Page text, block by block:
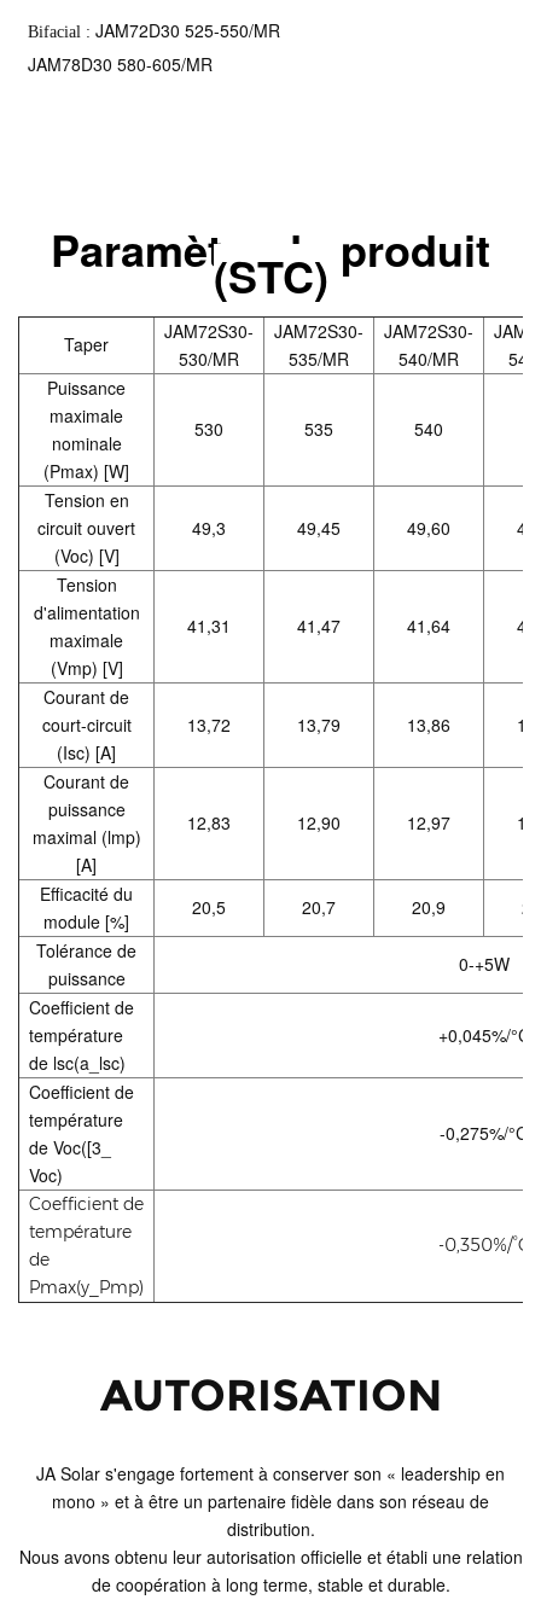
Bifacial :JAM72D30 525-550/MR
JAM78D30 580-605/MR
Paramètre du produit
(STC)
Taper
JAM72S30-
530/MR
JAM72S30-
535/MR
JAM72S30-
540/MR
Puissance
maximale
nominale
(Pmax) [W]
530 535 540
Tension en
circuit ouvert
(Voc) [V]
49,3 49,45 49,60
Tension
d'alimentation
maximale
(Vmp) [V]
41,31 41,47 41,64
Courant de
court-circuit
(Isc) [A]
13,72 13,79 13,86
Courant de
puissance
maximal (lmp)
[A]
12,83 12,90 12,97
Efficacité du
module [%]
20,5 20,7 20,9
Tolérance de
puissance
0-+5W
Coefficient de
température
de lsc(a_lsc)
+0,045%/°C
Coefficient de
température
de Voc([3_
Voc)
-0,275%/°C
Coefficient de
température
de
Pmax(y_Pmp)
-0,350%/°C
AUTORISATION
JA Solar s'engage fortement à conserver son « leadership en
mono » et à être un partenaire fidèle dans son réseau de
distribution.
Nous avons obtenu leur autorisation officielle et établi une relation
de coopération à long terme, stable et durable.